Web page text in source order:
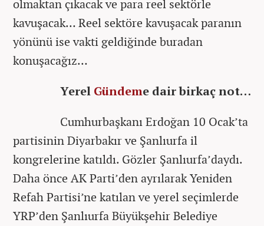
olmaktan çıkacak ve para reel sektörle
kavuşacak… Reel sektöre kavuşacak paranın
yönünü ise vakti geldiğinde buradan
konuşacağız…
Yerel Gündeme dair birkaç not…
Cumhurbaşkanı Erdoğan 10 Ocak’ta
partisinin Diyarbakır ve Şanlıurfa il
kongrelerine katıldı. Gözler Şanlıurfa’daydı.
Daha önce AK Parti’den ayrılarak Yeniden
Refah Partisi’ne katılan ve yerel seçimlerde
YRP’den Şanlıurfa Büyükşehir Belediye